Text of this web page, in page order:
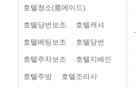
호텔청소(룸메이드)
호텔당번보조 호텔캐셔
호텔베팅보조 호텔당번
호텔주차보조 호텔지배인
호텔주방 호텔조리사